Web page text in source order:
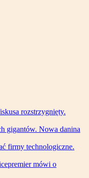
rozstrzygnięty.
gigantów. Nowa danina
firmy technologiczne.
mówi o